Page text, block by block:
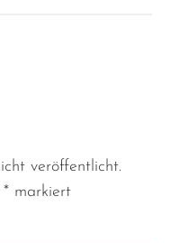
veröffentlicht.
* markiert